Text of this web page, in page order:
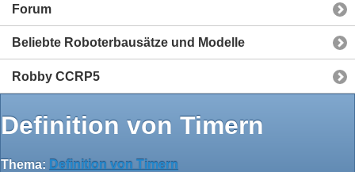
Forum
Beliebte Roboterbausätze und Modelle
Robby CCRP5
Definition von Timern
Thema: Definition von Timern